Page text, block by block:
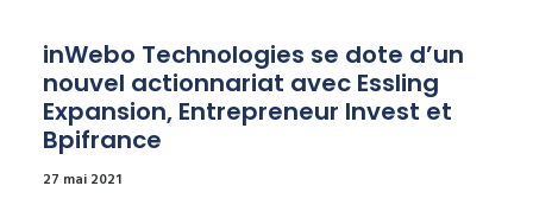
inWebo Technologies se dote d’un
nouvel actionnariat avec Essling
Expansion, Entrepreneur Invest et
Bpifrance
27 mai 2021